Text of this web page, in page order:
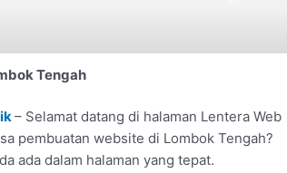
Tengah
– Selamat datang di halaman Lentera Web
pembuatan website di Lombok Tengah?
ada dalam halaman yang tepat.